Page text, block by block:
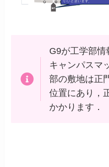
G9が工学部
キャンパスマ
部の敷地は正
位置にあり，
かかります．